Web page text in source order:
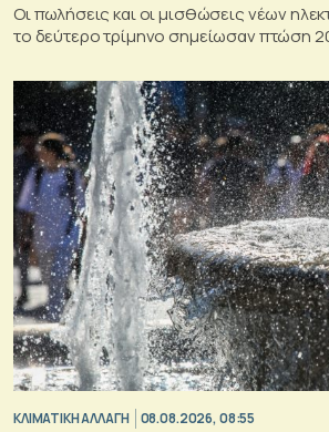
Οι πωλήσεις και οι μισθώσεις νέων
το δεύτερο τρίμηνο σημείωσαν πτώση
ΚΛΙΜΑΤΙΚΗ ΑΛΛΑΓΗ 08.08.2026, 08:55